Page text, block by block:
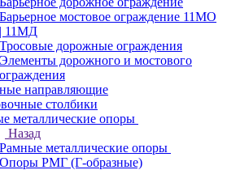
Барьерное мостовое ограждение 11МО
| 11МД
Тросовые дорожные ограждения
Элементы дорожного и мостового
ограждения
направляющие
столбики
металлические опоры
Назад
Рамные металлические опоры
Опоры РМГ (Г-образные)